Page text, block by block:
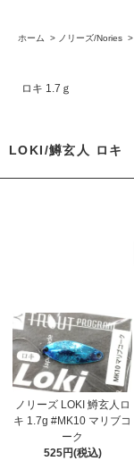
ホーム > ノリーズ/Nories >
ロキ 1.7ｇ
LOKI/鱒玄人 ロキ
ノリーズ LOKI 鱒玄人ロ
キ 1.7g #MK10 マリブコ
ーク
525円(税込)